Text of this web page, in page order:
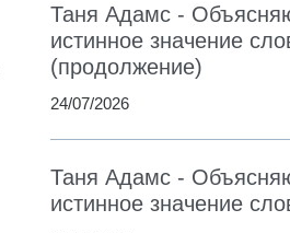
Таня Адамс -
истинное значение
(продолжение)
24/07/2026
Таня Адамс -
истинное значение